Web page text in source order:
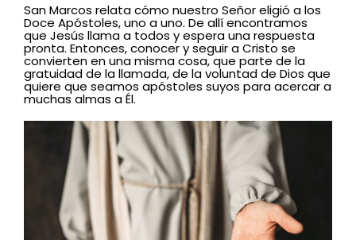
San Marcos relata cómo nuestro Señor eligió a los
Doce Apóstoles, uno a uno. De allí encontramos
que Jesús llama a todos y espera una respuesta
pronta. Entonces, conocer y seguir a Cristo se
convierten en una misma cosa, que parte de la
gratuidad de la llamada, de la voluntad de Dios que
quiere que seamos apóstoles suyos para acercar a
muchas almas a Él.